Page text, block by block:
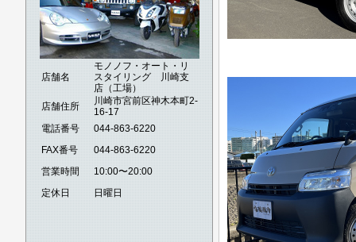
店舗名
モノノフ・オート・リ
スタイリング 川崎支
店（工場）
店舗住所
川崎市宮前区神木本町2-
16-17
電話番号
044-863-6220
FAX番号
044-863-6220
営業時間
10:00〜20:00
定休日
日曜日